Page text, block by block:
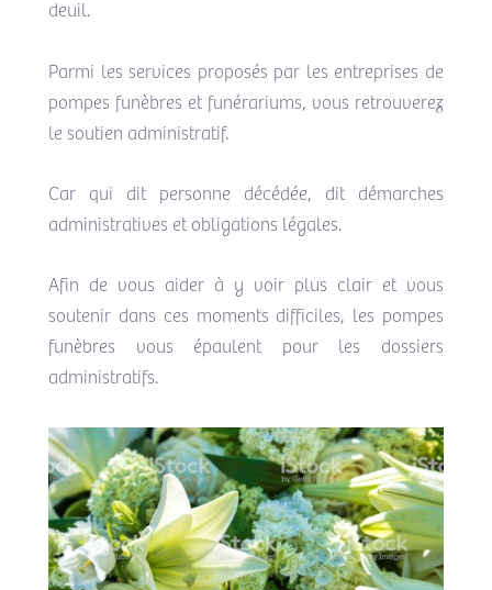
deuil.
Parmi les services proposés par les entreprises de
pompes funèbres et funérariums, vous retrouverez
le soutien administratif.
Car qui dit personne décédée, dit démarches
administratives et obligations légales.
Afin de vous aider à y voir plus clair et vous
soutenir dans ces moments difficiles, les pompes
funèbres vous épaulent pour les dossiers
administratifs.